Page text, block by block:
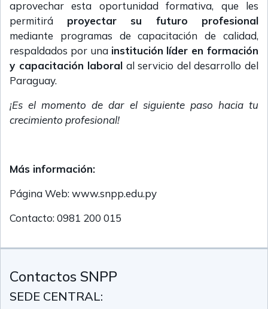
aprovechar esta oportunidad formativa, que les
permitirá proyectar su futuro profesional
mediante programas de capacitación de calidad,
respaldados por una institución líder en formación
y capacitación laboral al servicio del desarrollo del
Paraguay.
¡Es el momento de dar el siguiente paso hacia tu
crecimiento profesional!
Más información:
Página Web: www.snpp.edu.py
Contacto: 0981 200 015
Contactos SNPP
SEDE CENTRAL: